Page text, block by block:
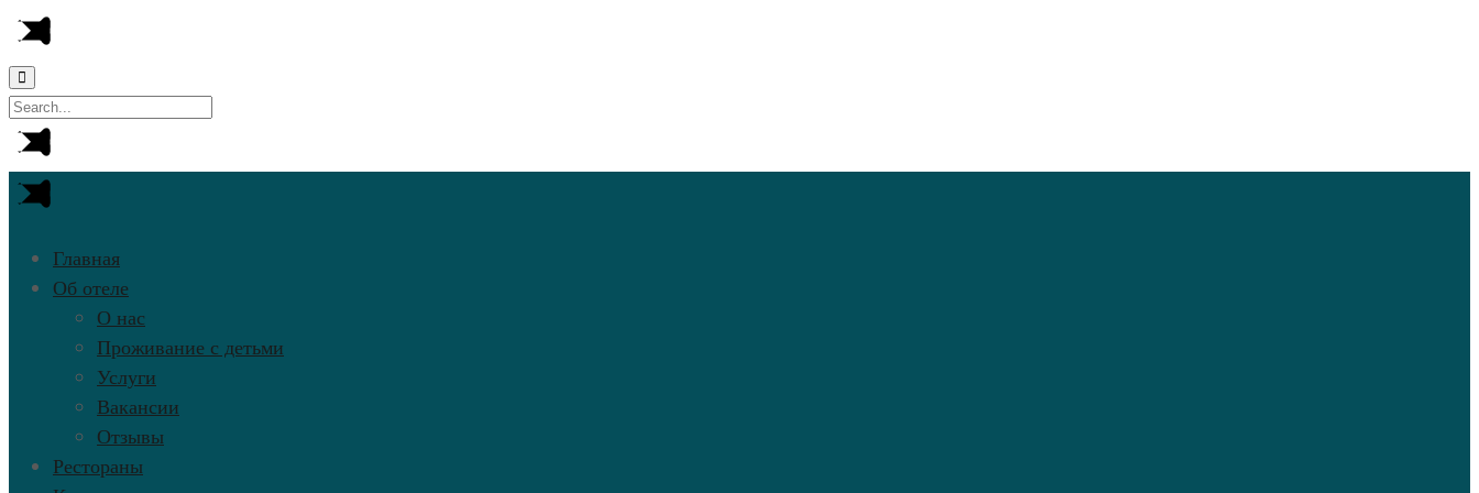
Главная
Об отеле
О нас
Проживание с детьми
Услуги
Вакансии
Отзывы
Рестораны